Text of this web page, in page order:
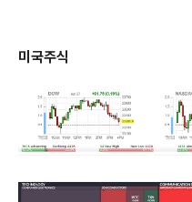
미국주식